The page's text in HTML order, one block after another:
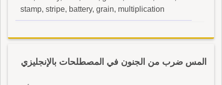
stamp, stripe, battery, grain, multiplication
المس ضرب من الجنون في المصطلحات بالإنجليزي